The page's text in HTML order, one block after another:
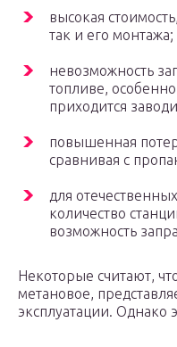
высокая
так и его монтажа;
невозможность
топливе,
приходится
повышенная
сравнивая с
для
количество
возможность
Некоторые считают,
метановое,
эксплуатации. Однако